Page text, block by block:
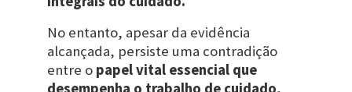
No entanto, apesar da evidência
alcançada, persiste uma contradição
entre o papel vital essencial que
desempenha o trabalho de cuidado,